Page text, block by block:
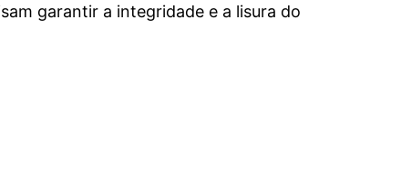
garantir a integridade e a lisura do